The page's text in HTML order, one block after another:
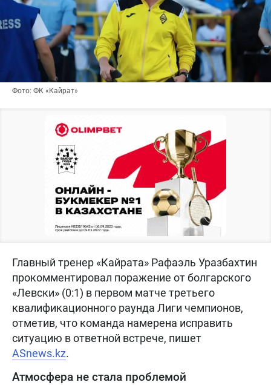
Фото: ФК «Кайрат»
Главный тренер «Кайрата» Рафаэль Уразбахтин
прокомментировал поражение от болгарского
«Левски» (0:1) в первом матче третьего
квалификационного раунда Лиги чемпионов,
отметив, что команда намерена исправить
ситуацию в ответной встрече, пишет
ASnews.kz.
Атмосфера не стала проблемой